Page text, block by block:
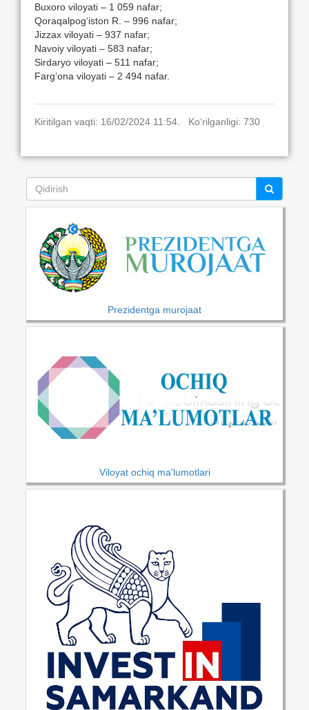
Buxoro viloyati – 1 059 nafar;
Qoraqalpogʻiston R. – 996 nafar;
Jizzax viloyati – 937 nafar;
Navoiy viloyati – 583 nafar;
Sirdaryo viloyati – 511 nafar;
Fargʻona viloyati – 2 494 nafar.
Kiritilgan vaqti: 16/02/2024 11:54. Ko‘rilganligi: 730
Prezidentga murojaat
Viloyat ochiq ma'lumotlari